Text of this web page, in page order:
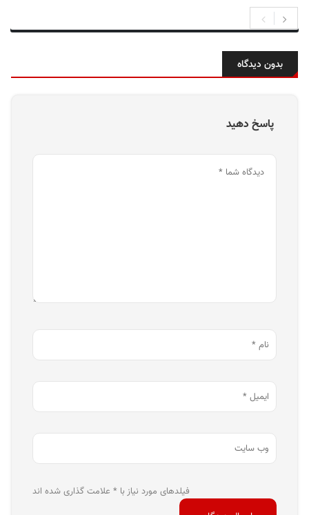
بدون دیدگاه
پاسخ دهید
فیلدهای مورد نیاز با * علامت گذاری شده اند